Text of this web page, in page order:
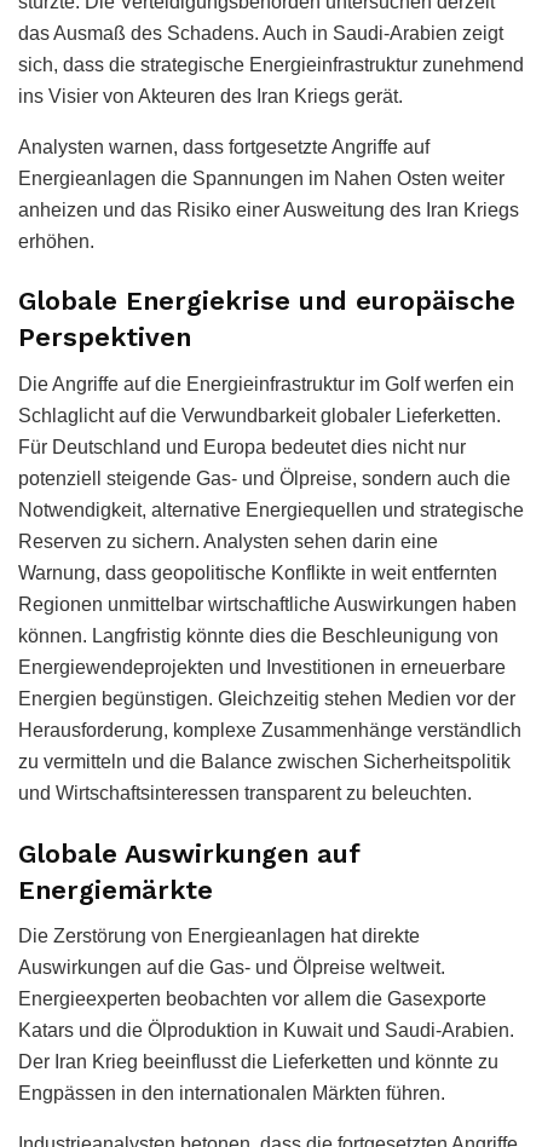
das Ausmaß des Schadens. Auch in Saudi-Arabien zeigt
sich, dass die strategische Energieinfrastruktur zunehmend
ins Visier von Akteuren des Iran Kriegs gerät.
Analysten warnen, dass fortgesetzte Angriffe auf
Energieanlagen die Spannungen im Nahen Osten weiter
anheizen und das Risiko einer Ausweitung des Iran Kriegs
erhöhen.
Globale Energiekrise und europäische
Perspektiven
Die Angriffe auf die Energieinfrastruktur im Golf werfen ein
Schlaglicht auf die Verwundbarkeit globaler Lieferketten.
Für Deutschland und Europa bedeutet dies nicht nur
potenziell steigende Gas- und Ölpreise, sondern auch die
Notwendigkeit, alternative Energiequellen und strategische
Reserven zu sichern. Analysten sehen darin eine
Warnung, dass geopolitische Konflikte in weit entfernten
Regionen unmittelbar wirtschaftliche Auswirkungen haben
können. Langfristig könnte dies die Beschleunigung von
Energiewendeprojekten und Investitionen in erneuerbare
Energien begünstigen. Gleichzeitig stehen Medien vor der
Herausforderung, komplexe Zusammenhänge verständlich
zu vermitteln und die Balance zwischen Sicherheitspolitik
und Wirtschaftsinteressen transparent zu beleuchten.
Globale Auswirkungen auf
Energiemärkte
Die Zerstörung von Energieanlagen hat direkte
Auswirkungen auf die Gas- und Ölpreise weltweit.
Energieexperten beobachten vor allem die Gasexporte
Katars und die Ölproduktion in Kuwait und Saudi-Arabien.
Der Iran Krieg beeinflusst die Lieferketten und könnte zu
Engpässen in den internationalen Märkten führen.